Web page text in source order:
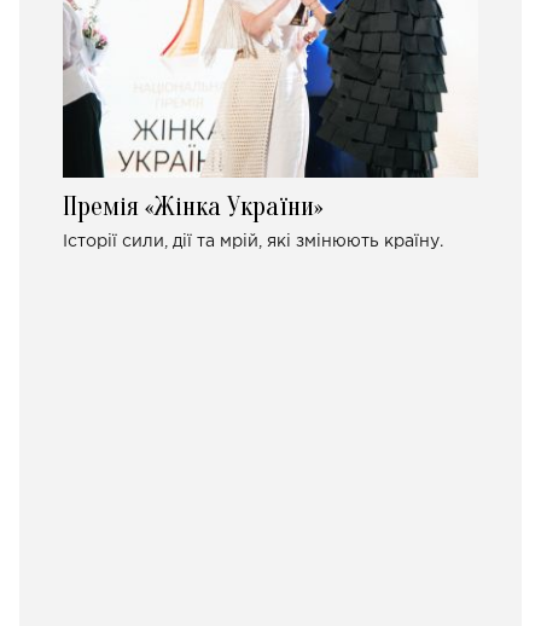
Премія «Жінка України»
Історії сили, дії та мрій, які змінюють країну.